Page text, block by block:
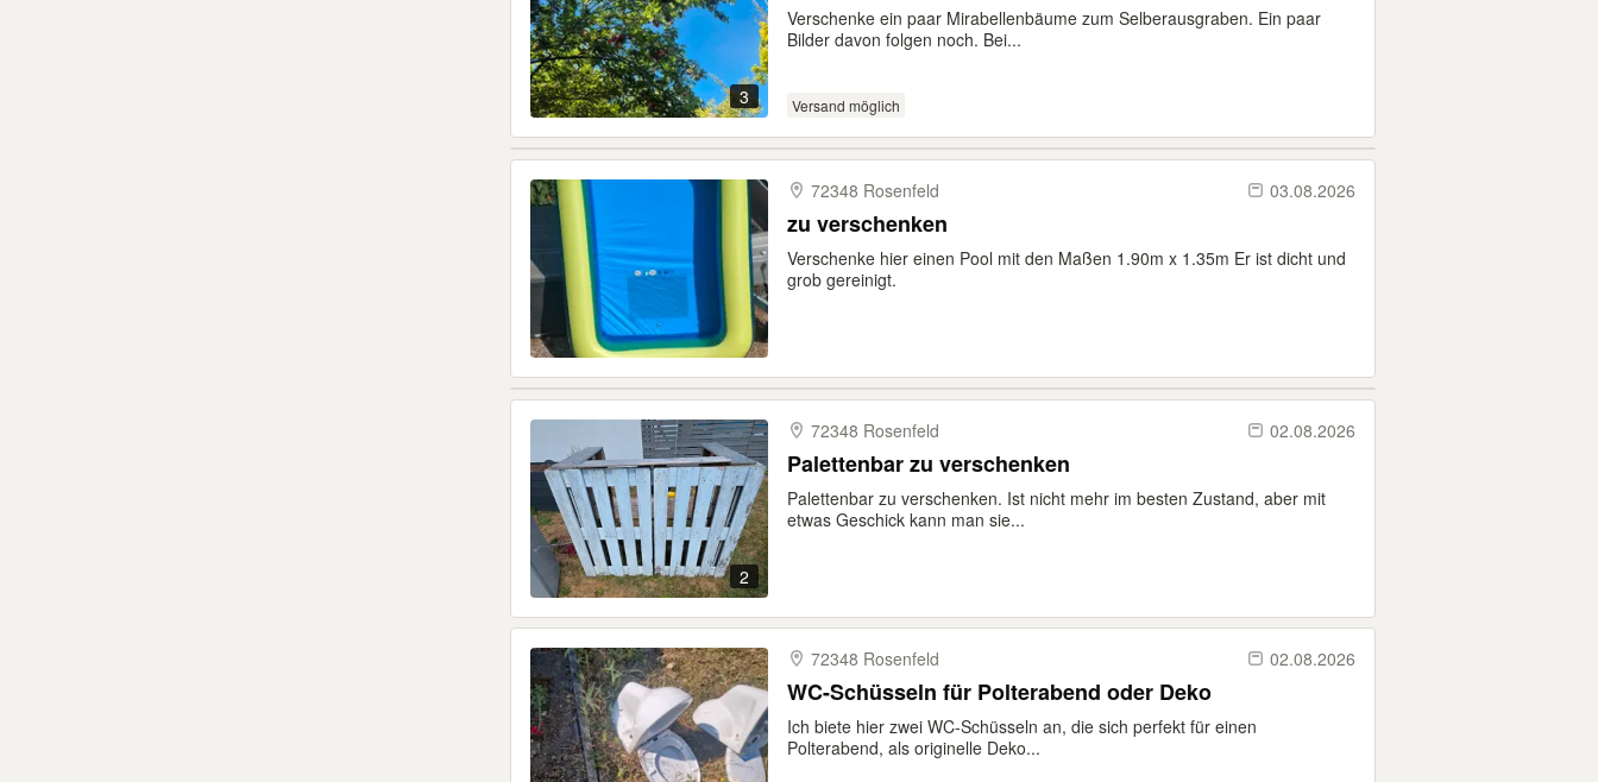
3
Verschenke ein paar Mirabellenbäume zum Selberausgraben. Ein paar
Bilder davon folgen noch. Bei...
Versand möglich
72348 Rosenfeld 03.08.2026
zu verschenken
Verschenke hier einen Pool mit den Maßen 1.90m x 1.35m Er ist dicht und
grob gereinigt.
2
72348 Rosenfeld 02.08.2026
Palettenbar zu verschenken
Palettenbar zu verschenken. Ist nicht mehr im besten Zustand, aber mit
etwas Geschick kann man sie...
72348 Rosenfeld 02.08.2026
WC-Schüsseln für Polterabend oder Deko
Ich biete hier zwei WC-Schüsseln an, die sich perfekt für einen
Polterabend, als originelle Deko...